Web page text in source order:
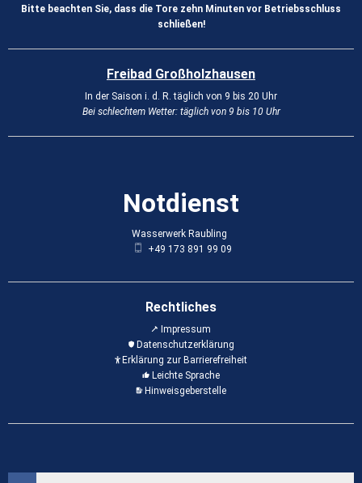
Bitte beachten Sie, dass die Tore zehn Minuten vor Betriebsschluss
schließen!
Freibad Großholzhausen
In der Saison i. d. R. täglich von 9 bis 20 Uhr
Bei schlechtem Wetter: täglich von 9 bis 10 Uhr
Notdienst
Wasserwerk Raubling
+49 173 891 99 09
Rechtliches
Impressum
Datenschutzerklärung
Erklärung zur Barrierefreiheit
Leichte Sprache
Hinweisgeberstelle